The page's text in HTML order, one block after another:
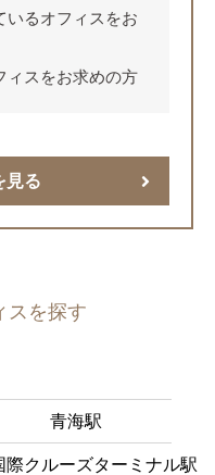
いるオフィスをお
ィスをお求めの方
見る
スを探す
青海駅
際クルーズターミナル駅